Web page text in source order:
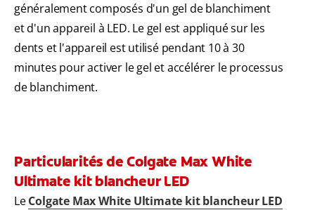
généralement composés d'un gel de blanchiment
et d'un appareil à LED. Le gel est appliqué sur les
dents et l'appareil est utilisé pendant 10 à 30
minutes pour activer le gel et accélérer le processus
de blanchiment.
Particularités de Colgate Max White
Ultimate kit blancheur LED
LeColgate Max White Ultimate kit blancheur LED